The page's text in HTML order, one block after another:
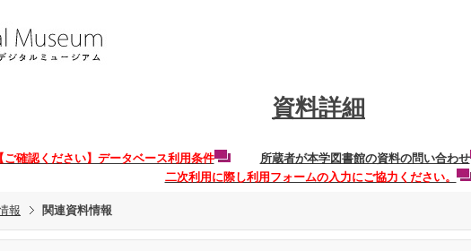
資料詳細
【ご確認ください】データベース利用条件 所蔵者が本学図書館の資料の問い合わせ
二次利用に際し利用フォームの入力にご協力ください。
報 関連資料情報